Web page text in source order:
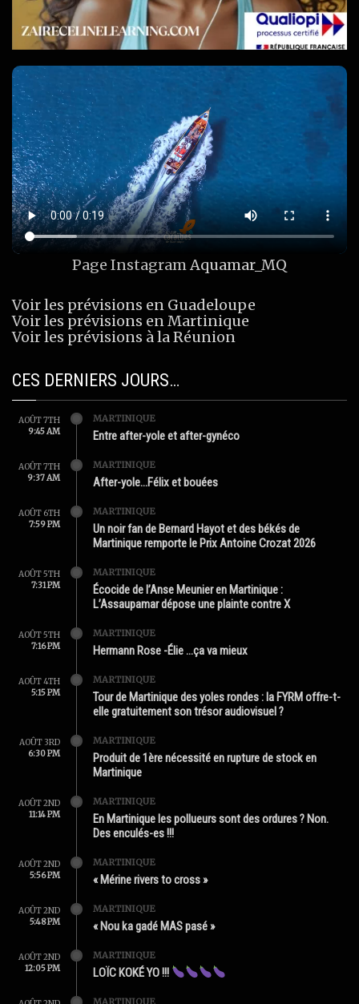
Page InstagramAquamar_MQ
Voir les prévisions en Guadeloupe
Voir les prévisions en Martinique
Voir les prévisions à la Réunion
CES DERNIERS JOURS…
AOÛT 7TH
9:45 AM
MARTINIQUE
Entre after-yole et after-gynéco
AOÛT 7TH
9:37 AM
MARTINIQUE
After-yole…Félix et bouées
AOÛT 6TH
7:59 PM
MARTINIQUE
Un noir fan de Bernard Hayot et des békés de
Martinique remporte le Prix Antoine Crozat 2026
AOÛT 5TH
7:31 PM
MARTINIQUE
Écocide de l’Anse Meunier en Martinique :
L’Assaupamar dépose une plainte contre X
AOÛT 5TH
7:16 PM
MARTINIQUE
Hermann Rose -Élie …ça va mieux
AOÛT 4TH
5:15 PM
MARTINIQUE
Tour de Martinique des yoles rondes : la FYRM offre-t-
elle gratuitement son trésor audiovisuel ?
AOÛT 3RD
6:30 PM
MARTINIQUE
Produit de 1ère nécessité en rupture de stock en
Martinique
AOÛT 2ND
11:14 PM
MARTINIQUE
En Martinique les pollueurs sont des ordures ? Non.
Des enculés-es !!!
AOÛT 2ND
5:56 PM
MARTINIQUE
« Mérine rivers to cross »
AOÛT 2ND
5:48 PM
MARTINIQUE
« Nou ka gadé MAS pasé »
AOÛT 2ND
12:05 PM
MARTINIQUE
LOÏC KOKÉ YO !!!
MARTINIQUE